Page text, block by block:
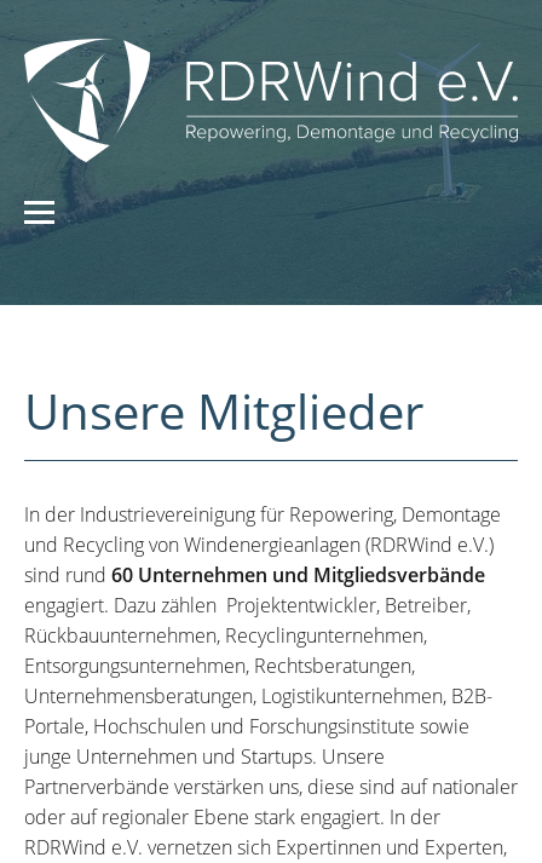
Unsere Mitglieder
In der Industrievereinigung für Repowering, Demontage
und Recycling von Windenergieanlagen (RDRWind e.V.)
sind rund 60 Unternehmen und Mitgliedsverbände
engagiert. Dazu zählen Projektentwickler, Betreiber,
Rückbauunternehmen, Recyclingunternehmen,
Entsorgungsunternehmen, Rechtsberatungen,
Unternehmensberatungen, Logistikunternehmen, B2B-
Portale, Hochschulen und Forschungsinstitute sowie
junge Unternehmen und Startups. Unsere
Partnerverbände verstärken uns, diese sind auf nationaler
oder auf regionaler Ebene stark engagiert. In der
RDRWind e.V. vernetzen sich Expertinnen und Experten,